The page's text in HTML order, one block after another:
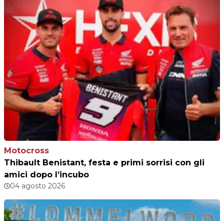
Motocross
Thibault Benistant, festa e primi sorrisi con gli
amici dopo l’incubo
04 agosto 2026